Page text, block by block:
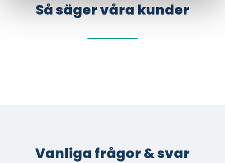
Så säger våra kunder
Vanliga frågor & svar